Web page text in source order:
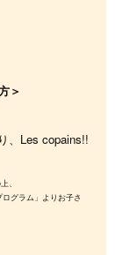
＞
、Les copains!!
、
グラム」よりお子さ